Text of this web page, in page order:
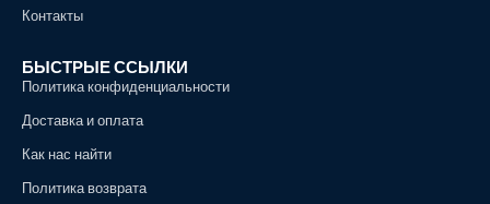
Контакты
БЫСТРЫЕ ССЫЛКИ
Политика конфиденциальности
Доставка и оплата
Как нас найти
Политика возврата